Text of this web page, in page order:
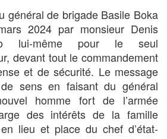
général de brigade Basile Boka
2024 par monsieur Denis
lui-même pour le seul
devant tout le commandement
et de sécurité. Le message
sens en faisant du général
homme fort de l’armée
des intérêts de la famille
lieu et place du chef d’état-